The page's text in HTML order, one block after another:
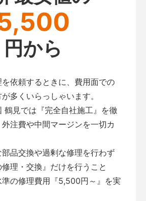
円から
依頼するときに、費用面での
多くいらっしゃいます。
鶴見では『完全自社施工』を徹
注費や中間マージンを一切カ
品交換や過剰な修理を行わず
修理・交換』だけを行うこと
の修理費用『5,500円～』を実